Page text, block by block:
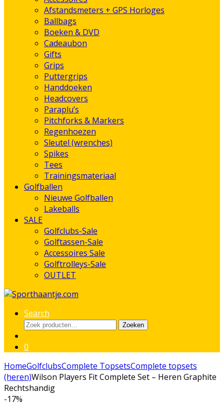
Afstandsmeters + GPS Horloges
Ballbags
Boeken & DVD
Cadeaubon
Gifts
Grips
Puttergrips
Handdoeken
Headcovers
Paraplu’s
Pitchforks & Markers
Regenhoezen
Sleutel (wrenches)
Spikes
Tees
Trainingsmateriaal
Golfballen
Nieuwe Golfballen
Lakeballs
SALE
Golfclubs-Sale
Golftassen-Sale
Accessoires Sale
Golftrolleys-Sale
OUTLET
Search
Zoeken
Zoeken
0
HomeGolfclubsComplete TopsetsComplete topsets
(heren)Wilson Players Fit Complete Set – Heren Graphite
Rechtshandig
-17%